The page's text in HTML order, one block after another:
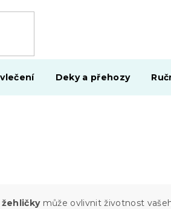
Deky a přehozy
může ovlivnit životnost